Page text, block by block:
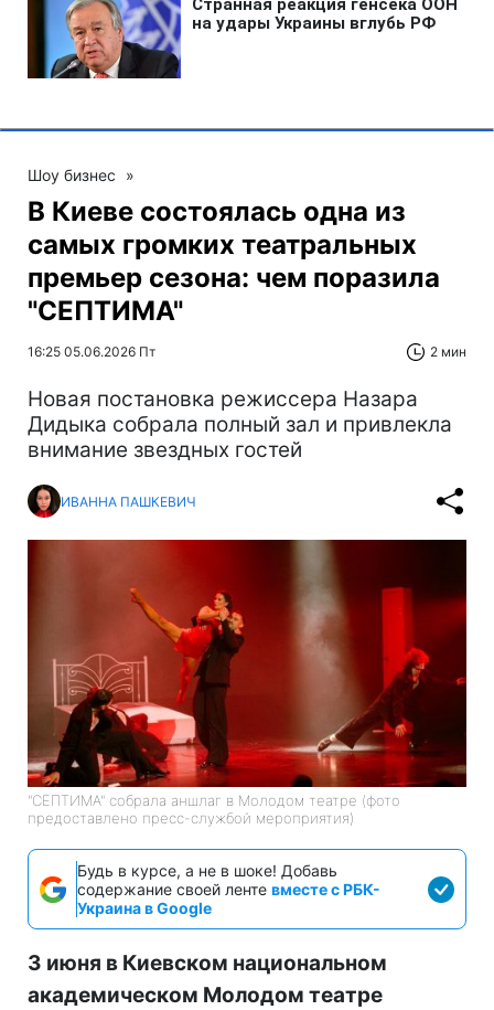
Шоу бизнес »
В Киеве состоялась одна из
самых громких театральных
премьер сезона: чем поразила
"СЕПТИМА"
16:25 05.06.2026 Пт 2 мин
Новая постановка режиссера Назара
Дидыка собрала полный зал и привлекла
внимание звездных гостей
ИВАННА ПАШКЕВИЧ
"СЕПТИМА" собрала аншлаг в Молодом театре (фото
предоставлено пресс-службой мероприятия)
Будь в курсе, а не в шоке! Добавь
содержание своей ленте вместе с РБК-
Украина в Google
3 июня в Киевском национальном
академическом Молодом театре